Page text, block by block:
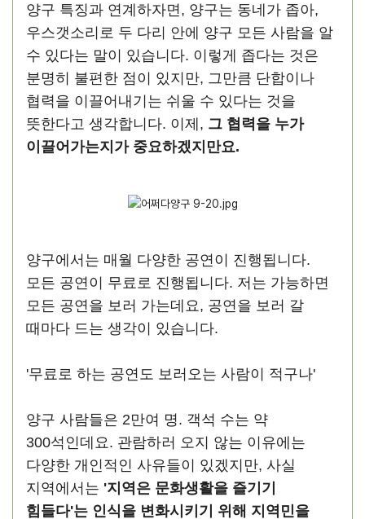
양구 특징과 연계하자면, 양구는 동네가 좁아,
우스갯소리로 두 다리 안에 양구 모든 사람을 알
수 있다는 말이 있습니다. 이렇게 좁다는 것은
분명히 불편한 점이 있지만, 그만큼 단합이나
협력을 이끌어내기는 쉬울 수 있다는 것을
뜻한다고 생각합니다. 이제, 그 협력을 누가
이끌어가는지가 중요하겠지만요.
양구에서는 매월 다양한 공연이 진행됩니다.
모든 공연이 무료로 진행됩니다. 저는 가능하면
모든 공연을 보러 가는데요, 공연을 보러 갈
때마다 드는 생각이 있습니다.
'무료로 하는 공연도 보러오는 사람이 적구나'
양구 사람들은 2만여 명. 객석 수는 약
300석인데요. 관람하러 오지 않는 이유에는
다양한 개인적인 사유들이 있겠지만, 사실
지역에서는 '지역은 문화생활을 즐기기
힘들다'는 인식을 변화시키기 위해 지역민을